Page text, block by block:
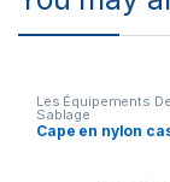
Les Équipements
Sablage
Cape en nylon